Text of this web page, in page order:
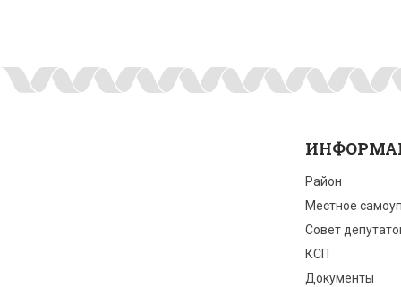
Район
Местное
Совет
КСП
Документы